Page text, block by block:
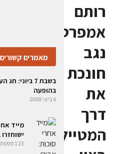
רותם
אמפרט
נגב
חונכת
את
דרך
המטיילים
מאמרים קשורים
בשבת 7
בהופעה
6 ביוני 2008
מייד
ישוחזרו
23 בספטמבר 2010